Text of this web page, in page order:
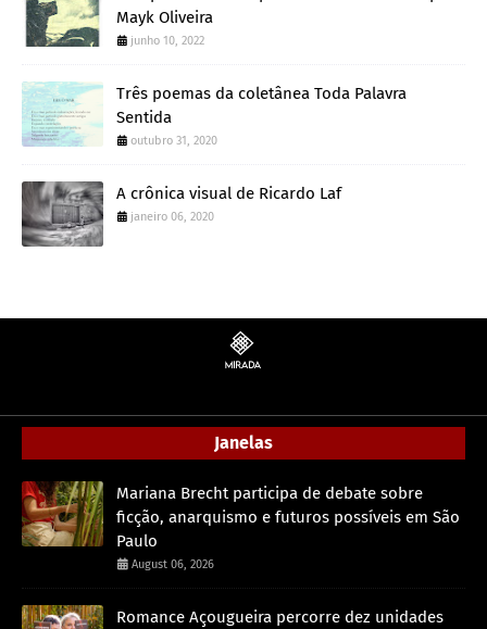
Mayk Oliveira
junho 10, 2022
Três poemas da coletânea Toda Palavra
Sentida
outubro 31, 2020
A crônica visual de Ricardo Laf
janeiro 06, 2020
Janelas
Mariana Brecht participa de debate sobre
ficção, anarquismo e futuros possíveis em São
Paulo
August 06, 2026
Romance Açougueira percorre dez unidades